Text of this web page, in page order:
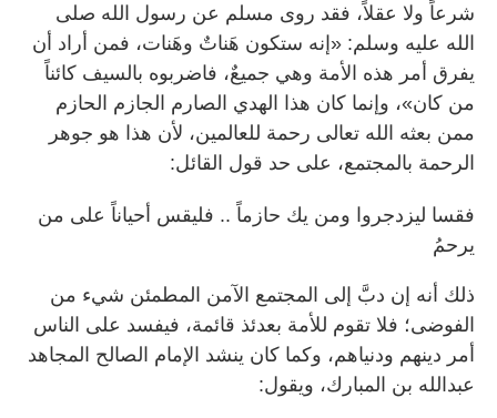
شرعاً ولا عقلاً، فقد روى مسلم عن رسول الله صلى
الله عليه وسلم: «إنه ستكون هَناتٌ وهَنات، فمن أراد أن
يفرق أمر هذه الأمة وهي جميعٌ، فاضربوه بالسيف كائناً
من كان»، وإنما كان هذا الهدي الصارم الجازم الحازم
ممن بعثه الله تعالى رحمة للعالمين، لأن هذا هو جوهر
الرحمة بالمجتمع، على حد قول القائل:
فقسا ليزدجروا ومن يك حازماً .. فليقس أحياناً على من
يرحمُ
ذلك أنه إن دبَّ إلى المجتمع الآمن المطمئن شيء من
الفوضى؛ فلا تقوم للأمة بعدئذ قائمة، فيفسد على الناس
أمر دينهم ودنياهم، وكما كان ينشد الإمام الصالح المجاهد
عبدالله بن المبارك، ويقول: